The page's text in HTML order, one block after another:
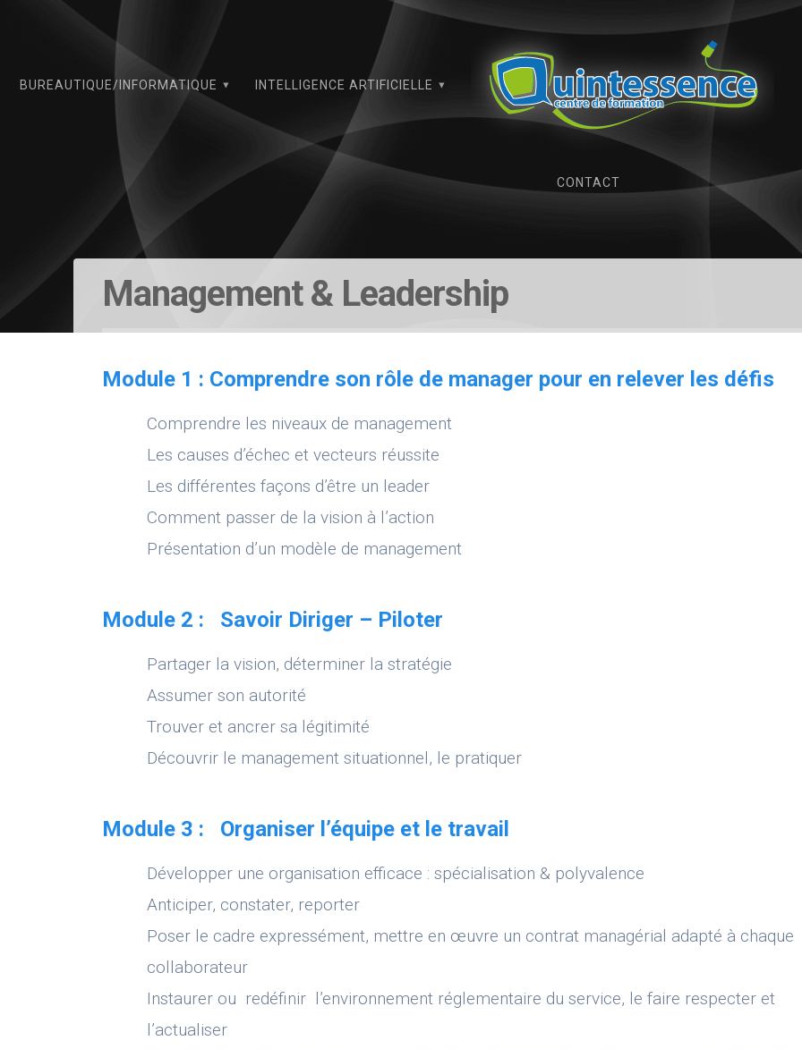
BUREAUTIQUE/INFORMATIQUE INTELLIGENCE ARTIFICIELLE
CONTACT
Management & Leadership
Module 1 : Comprendre son rôle de manager pour en relever les défis
Comprendre les niveaux de management
Les causes d’échec et vecteurs réussite
Les différentes façons d’être un leader
Comment passer de la vision à l’action
Présentation d’un modèle de management
Module 2 : Savoir Diriger – Piloter
Partager la vision, déterminer la stratégie
Assumer son autorité
Trouver et ancrer sa légitimité
Découvrir le management situationnel, le pratiquer
Module 3 : Organiser l’équipe et le travail
Développer une organisation efficace : spécialisation & polyvalence
Anticiper, constater, reporter
Poser le cadre expressément, mettre en œuvre un contrat managérial adapté à chaque
collaborateur
Instaurer ou redéfinir l’environnement réglementaire du service, le faire respecter et
l’actualiser